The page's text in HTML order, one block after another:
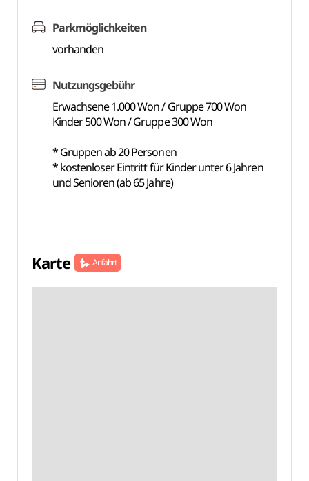
Parkmöglichkeiten
vorhanden
Nutzungsgebühr
Erwachsene 1.000 Won / Gruppe 700 Won
Kinder 500 Won / Gruppe 300 Won
* Gruppen ab 20 Personen
* kostenloser Eintritt für Kinder unter 6 Jahren
und Senioren (ab 65 Jahre)
Karte Anfahrt